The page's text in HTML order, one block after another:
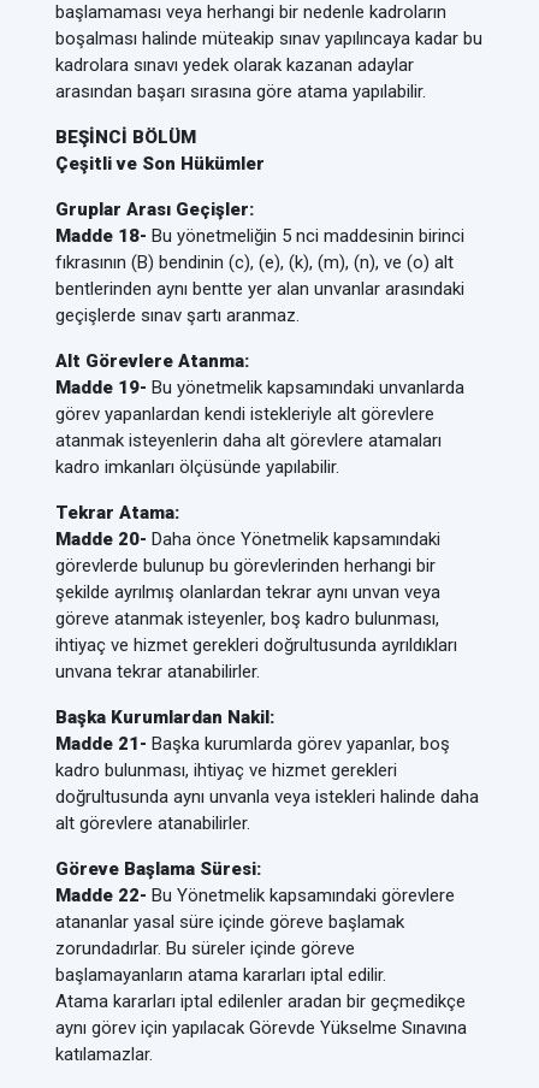
başlamaması veya herhangi bir nedenle kadroların
boşalması halinde müteakip sınav yapılıncaya kadar bu
kadrolara sınavı yedek olarak kazanan adaylar
arasından başarı sırasına göre atama yapılabilir.
BEŞİNCİ BÖLÜM
Çeşitli ve Son Hükümler
Gruplar Arası Geçişler:
Madde 18- Bu yönetmeliğin 5 nci maddesinin birinci
fıkrasının (B) bendinin (c), (e), (k), (m), (n), ve (o) alt
bentlerinden aynı bentte yer alan unvanlar arasındaki
geçişlerde sınav şartı aranmaz.
Alt Görevlere Atanma:
Madde 19- Bu yönetmelik kapsamındaki unvanlarda
görev yapanlardan kendi istekleriyle alt görevlere
atanmak isteyenlerin daha alt görevlere atamaları
kadro imkanları ölçüsünde yapılabilir.
Tekrar Atama:
Madde 20- Daha önce Yönetmelik kapsamındaki
görevlerde bulunup bu görevlerinden herhangi bir
şekilde ayrılmış olanlardan tekrar aynı unvan veya
göreve atanmak isteyenler, boş kadro bulunması,
ihtiyaç ve hizmet gerekleri doğrultusunda ayrıldıkları
unvana tekrar atanabilirler.
Başka Kurumlardan Nakil:
Madde 21- Başka kurumlarda görev yapanlar, boş
kadro bulunması, ihtiyaç ve hizmet gerekleri
doğrultusunda aynı unvanla veya istekleri halinde daha
alt görevlere atanabilirler.
Göreve Başlama Süresi:
Madde 22- Bu Yönetmelik kapsamındaki görevlere
atananlar yasal süre içinde göreve başlamak
zorundadırlar. Bu süreler içinde göreve
başlamayanların atama kararları iptal edilir.
Atama kararları iptal edilenler aradan bir geçmedikçe
aynı görev için yapılacak Görevde Yükselme Sınavına
katılamazlar.